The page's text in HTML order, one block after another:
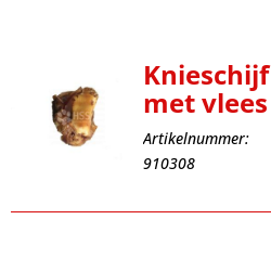
Knieschijf
met vlees
Artikelnummer:
910308